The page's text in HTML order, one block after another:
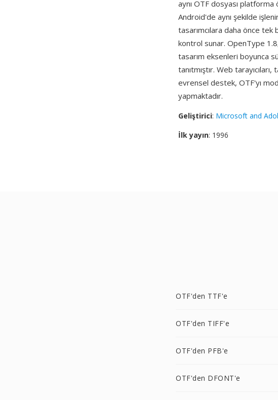
aynı OTF dosyası
Android'de aynı şekilde
tasarımcılara daha önce
kontrol sunar. OpenType
tasarım eksenleri boyunca
tanıtmıştır. Web
evrensel destek, OTF'yı
yapmaktadır.
Geliştirici: Microsoft and
İlk yayın: 1996
OTF'den TTF'e
OTF'den TIFF'e
OTF'den PFB'e
OTF'den DFONT'e